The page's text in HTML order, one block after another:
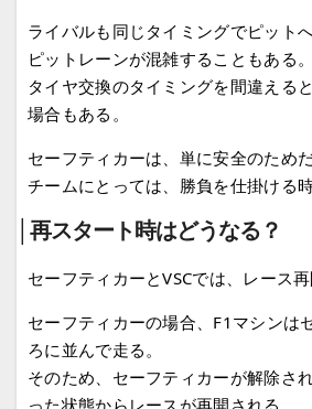
ライバルも同じタイミングでピット
ピットレーンが混雑することもある。
タイヤ交換のタイミングを間違える
場合もある。
セーフティカーは、単に安全のため
チームにとっては、勝負を仕掛ける
│再スタート時はどうなる？
セーフティカーとVSCでは、レース再
セーフティカーの場合、F1マシンは
ろに並んで走る。
そのため、セーフティカーが解除さ
った状態からレースが再開される。